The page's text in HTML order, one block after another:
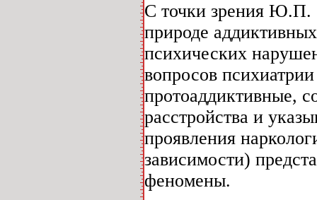
С точки зрения Ю.П.
природе
психических
вопросов
протоаддиктивные,
расстройства и
проявления
зависимости)
феномены.